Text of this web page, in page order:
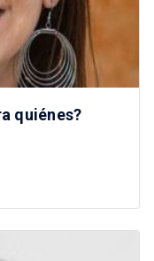
quiénes?